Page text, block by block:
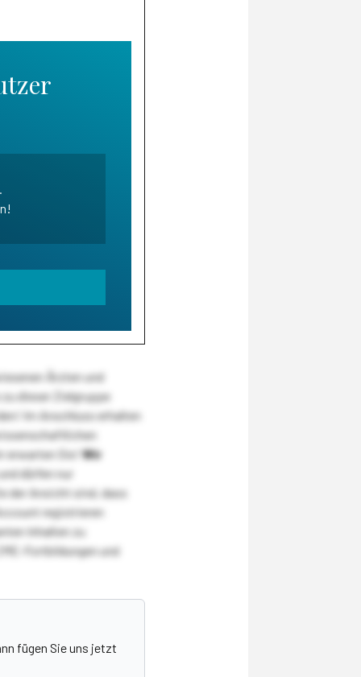
Ärzten und
dieser Zielgruppe
Im Anschluss erhalten
erwarten Sie!Wir
dürfen nur
der Ansicht sind, dass
registrieren
Inhalten zu
Fortbildungen und
fügen Sie uns jetzt